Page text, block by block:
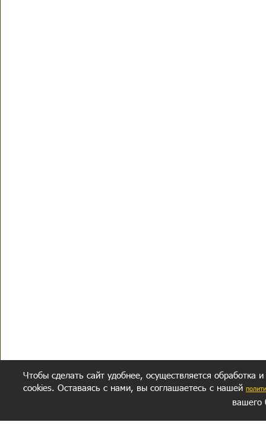
Чтобы сделать сайт удобнее, осуществляется обработка
cookies. Оставаясь с нами, вы соглашаетесь с нашей
вашего